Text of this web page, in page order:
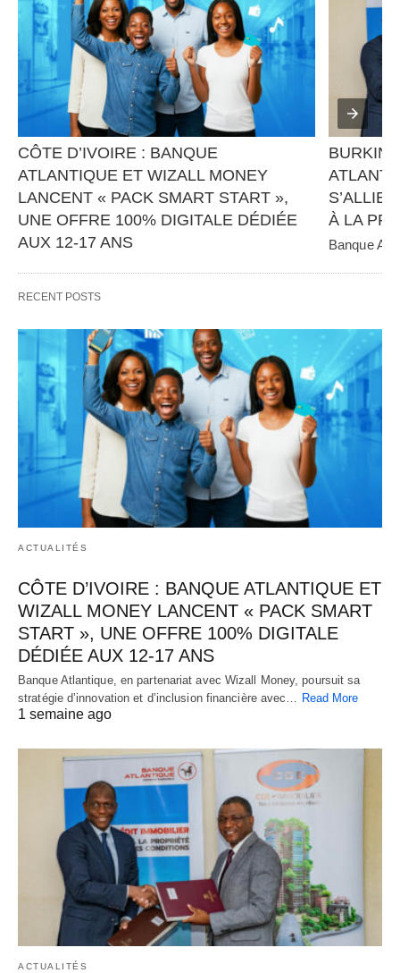
CÔTE D’IVOIRE : BANQUE
ATLANTIQUE ET WIZALL MONEY
LANCENT « PACK SMART START »,
UNE OFFRE 100% DIGITALE DÉDIÉE
AUX 12-17 ANS
d’inclusion financière avec…
À LA
Banque
RECENT POSTS
ACTUALITÉS
CÔTE D’IVOIRE : BANQUE ATLANTIQUE ET
WIZALL MONEY LANCENT « PACK SMART
START », UNE OFFRE 100% DIGITALE
DÉDIÉE AUX 12-17 ANS
Banque Atlantique, en partenariat avec Wizall Money, poursuit sa
stratégie d’innovation et d’inclusion financière avec… Read More
1 semaine ago
ACTUALITÉS